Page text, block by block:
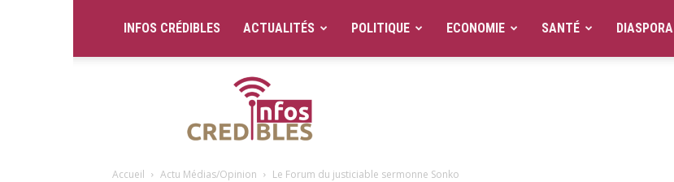
INFOS CRÉDIBLES ACTUALITÉS POLITIQUE ECONOMIE SANTÉ DIASPORA
Accueil Actu Médias/Opinion Le Forum du justiciable sermonne Sonko